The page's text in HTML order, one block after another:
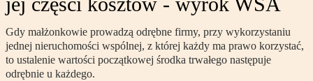
Gdy małżonkowie prowadzą odrębne firmy, przy wykorzystaniu
jednej nieruchomości wspólnej, z której każdy ma prawo korzystać,
to ustalenie wartości początkowej środka trwałego następuje
odrębnie u każdego.